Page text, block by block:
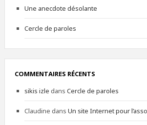
Une anecdote désolante
Cercle de paroles
COMMENTAIRES RÉCENTS
sikis izle dans Cercle de paroles
Claudine dans Un site Internet pour